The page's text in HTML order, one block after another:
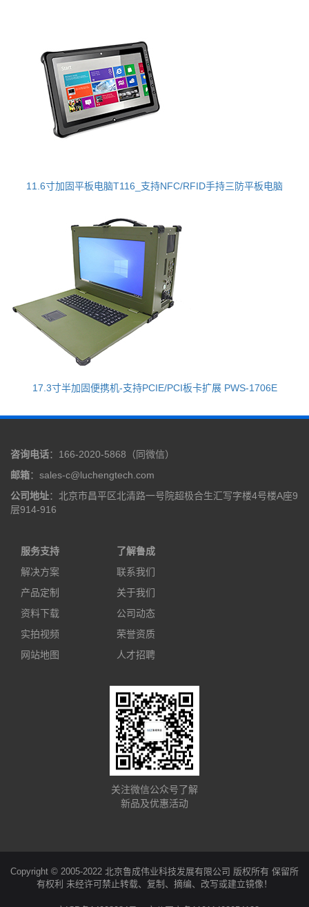
11.6寸加固平板电脑T116_支持NFC/RFID手持三防平板电脑
17.3寸半加固便携机-支持PCIE/PCI板卡扩展 PWS-1706E
咨询电话：166-2020-5868（同微信）
邮箱：sales-c@luchengtech.com
公司地址：北京市昌平区北清路一号院超极合生汇写字楼4号楼A座9
层914-916
服务支持
解决方案
产品定制
资料下载
实拍视频
网站地图
了解鲁成
联系我们
关于我们
公司动态
荣誉资质
人才招聘
关注微信公众号了解
新品及优惠活动
Copyright © 2005-2022 北京鲁成伟业科技发展有限公司 版权所有 保留所
有权利 未经许可禁止转载、复制、摘编、改写或建立镜像！